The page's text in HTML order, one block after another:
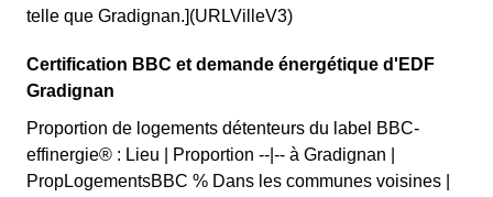
telle que Gradignan.](URLVilleV3)
Certification BBC et demande énergétique d'EDF
Gradignan
Proportion de logements détenteurs du label BBC-
effinergie® : Lieu | Proportion --|-- à Gradignan |
PropLogementsBBC % Dans les communes voisines |